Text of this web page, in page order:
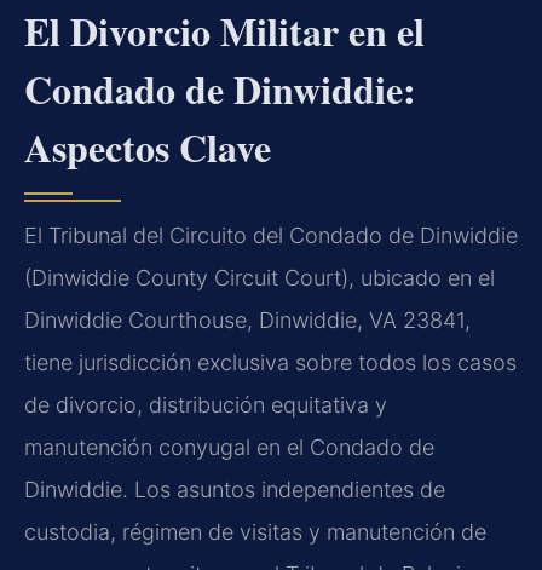
El Divorcio Militar en el
Condado de Dinwiddie:
Aspectos Clave
El Tribunal del Circuito del Condado de Dinwiddie
(Dinwiddie County Circuit Court), ubicado en el
Dinwiddie Courthouse, Dinwiddie, VA 23841,
tiene jurisdicción exclusiva sobre todos los casos
de divorcio, distribución equitativa y
manutención conyugal en el Condado de
Dinwiddie. Los asuntos independientes de
custodia, régimen de visitas y manutención de